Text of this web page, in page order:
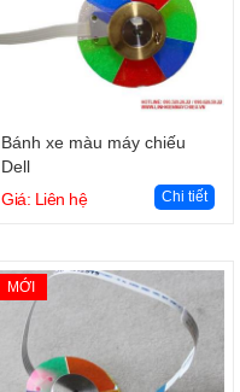
Giỏ hàng
Bánh xe màu máy chiếu
Dell
Giá: Liên hệ
Chi tiết
MỚI